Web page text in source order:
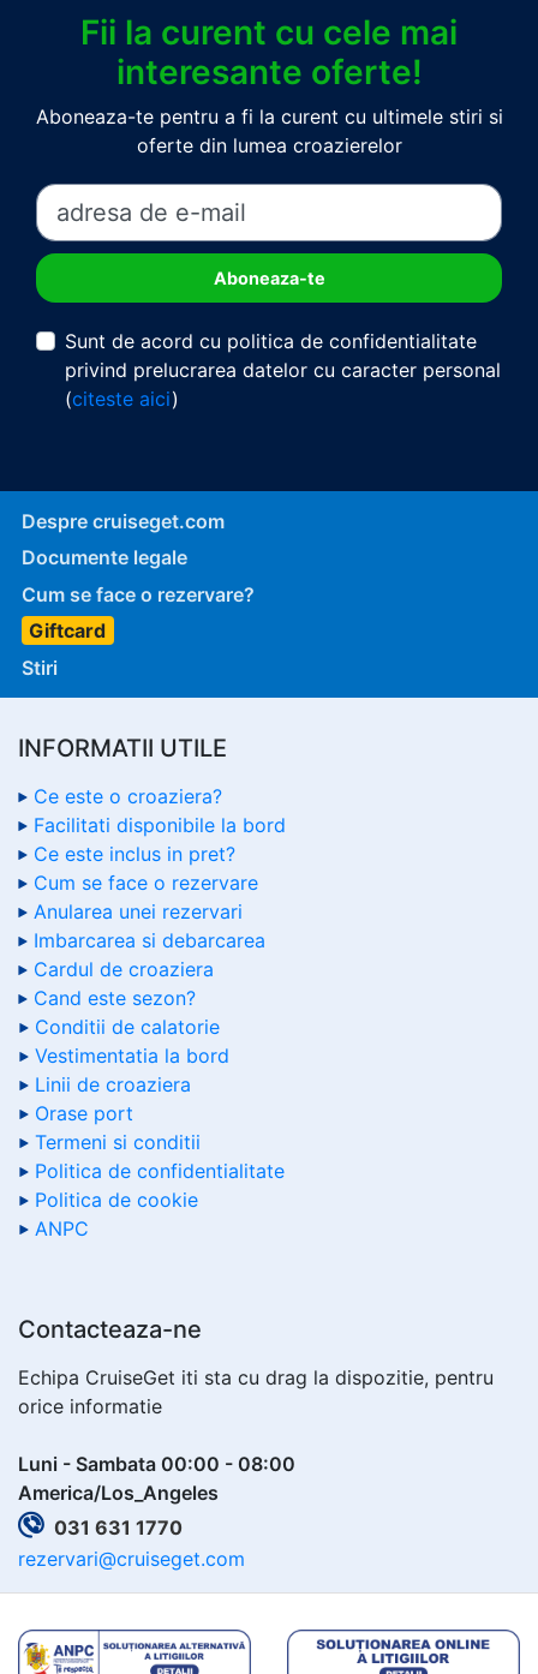
Fii la curent cu cele mai
interesante oferte!
Aboneaza-te pentru a fi la curent cu ultimele stiri si
oferte din lumea croazierelor
Sunt de acord cu politica de confidentialitate
privind prelucrarea datelor cu caracter personal
(citeste aici)
Despre cruiseget.com
Documente legale
Cum se face o rezervare?
Giftcard
Stiri
INFORMATII UTILE
Ce este o croaziera?
Facilitati disponibile la bord
Ce este inclus in pret?
Cum se face o rezervare
Anularea unei rezervari
Imbarcarea si debarcarea
Cardul de croaziera
Cand este sezon?
Conditii de calatorie
Vestimentatia la bord
Linii de croaziera
Orase port
Termeni si conditii
Politica de confidentialitate
Politica de cookie
ANPC
Contacteaza-ne
Echipa CruiseGet iti sta cu drag la dispozitie, pentru
orice informatie
Luni - Sambata 00:00 - 08:00
America/Los_Angeles
031 631 1770
rezervari@cruiseget.com